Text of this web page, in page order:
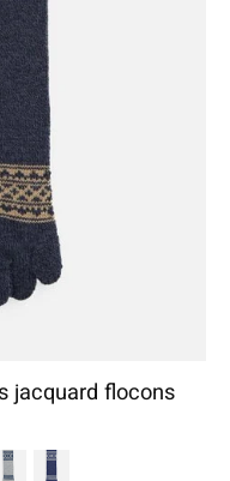
jacquard flocons